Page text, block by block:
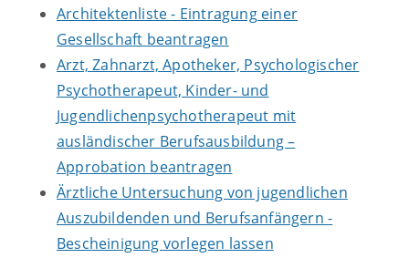
Architektenliste - Eintragung einer
Gesellschaft beantragen
Arzt, Zahnarzt, Apotheker, Psychologischer
Psychotherapeut, Kinder- und
Jugendlichenpsychotherapeut mit
ausländischer Berufsausbildung –
Approbation beantragen
Ärztliche Untersuchung von jugendlichen
Auszubildenden und Berufsanfängern -
Bescheinigung vorlegen lassen